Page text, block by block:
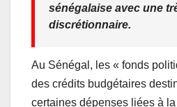
sénégalaise avec une
discrétionnaire.
Au Sénégal, les « fonds
des crédits budgétaires
certaines dépenses liées à